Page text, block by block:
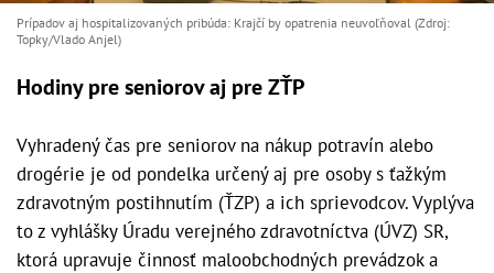
Prípadov aj hospitalizovaných pribúda: Krajčí by opatrenia neuvoľňoval (Zdroj:
Topky/Vlado Anjel)
Hodiny pre seniorov aj pre ZŤP
Vyhradený čas pre seniorov na nákup potravín alebo
drogérie je od pondelka určený aj pre osoby s ťažkým
zdravotným postihnutím (ŤZP) a ich sprievodcov. Vyplýva
to z vyhlášky Úradu verejného zdravotníctva (ÚVZ) SR,
ktorá upravuje činnosť maloobchodných prevádzok a